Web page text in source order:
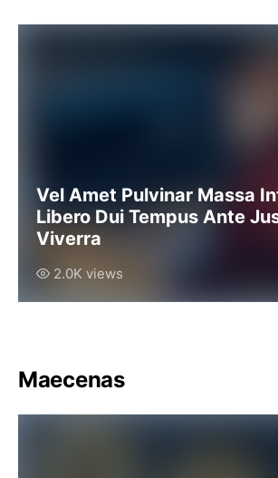
Vel Amet Pulvinar Massa
Libero Dui Tempus Ante
Viverra
2.0K views
Maecenas